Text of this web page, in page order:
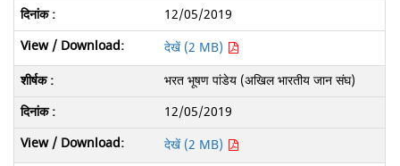
12/05/2019
देखें (2 MB)
भरत भूषण पांडेय (अखिल भारतीय जान संघ)
12/05/2019
देखें (2 MB)